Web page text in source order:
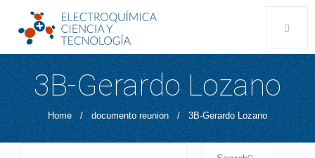
3B-Gerardo Lozano
Home / documento reunion / 3B-Gerardo Lozano